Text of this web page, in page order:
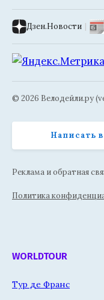
Дзен.Новости |
© 2026 Велодейли.ру
Написать
Реклама и обратная
Политика
WORLDTOUR
Тур де Франс